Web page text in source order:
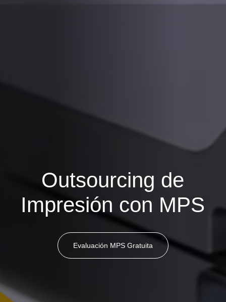
Outsourcing de
Impresión con MPS
Evaluación MPS Gratuita